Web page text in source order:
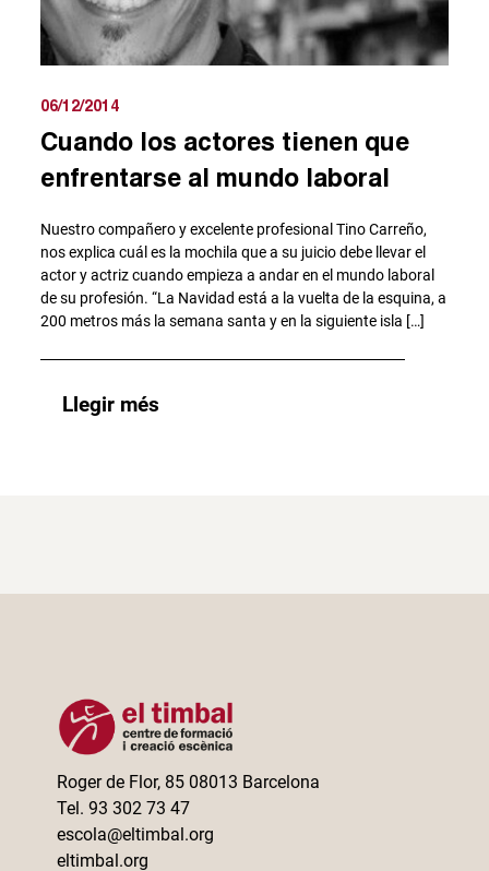
06/12/2014
Cuando los actores tienen que
enfrentarse al mundo laboral
Nuestro compañero y excelente profesional Tino Carreño,
nos explica cuál es la mochila que a su juicio debe llevar el
actor y actriz cuando empieza a andar en el mundo laboral
de su profesión. “La Navidad está a la vuelta de la esquina, a
200 metros más la semana santa y en la siguiente isla […]
Llegir més
Roger de Flor, 85 08013 Barcelona
Tel. 93 302 73 47
escola@eltimbal.org
eltimbal.org